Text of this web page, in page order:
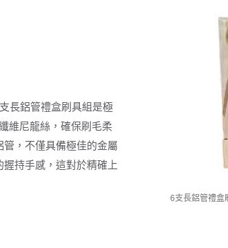
6支長鋁管禮盒
長鋁管禮盒刷具組是極
維尼龍絲，確保刷毛柔
，不僅具備極佳的金屬
持手感，這對於精確上